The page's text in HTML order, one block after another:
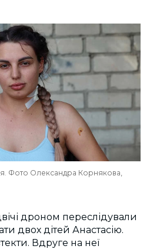
Фото Олександра Корнякова,
дроном переслідували
двох дітей Анастасію.
Вдруге на неї